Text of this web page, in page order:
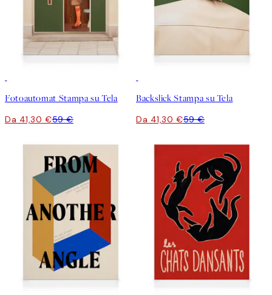
Fotoautomat Stampa su Tela
Da 41,30 €59 €
Backslick Stampa su Tela
Da 41,30 €59 €